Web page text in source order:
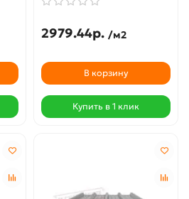
2979.44р. /м2
В корзину
Купить в 1 клик